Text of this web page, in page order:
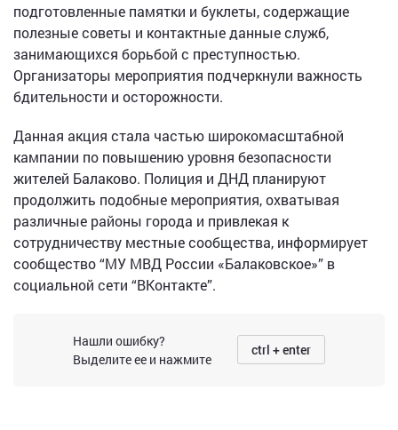
подготовленные памятки и буклеты, содержащие
полезные советы и контактные данные служб,
занимающихся борьбой с преступностью.
Организаторы мероприятия подчеркнули важность
бдительности и осторожности.
Данная акция стала частью широкомасштабной
кампании по повышению уровня безопасности
жителей Балаково. Полиция и ДНД планируют
продолжить подобные мероприятия, охватывая
различные районы города и привлекая к
сотрудничеству местные сообщества, информирует
сообщество “МУ МВД России «Балаковское»” в
социальной сети “ВКонтакте”.
Нашли ошибку?
Выделите ее и нажмите
ctrl + enter